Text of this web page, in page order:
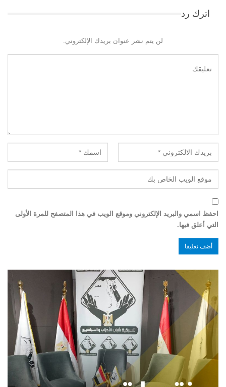
اترك رد
لن يتم نشر عنوان بريدك الإلكتروني.
احفظ اسمي والبريد الإلكتروني وموقع الويب في هذا المتصفح للمرة الأولى
التي أعلق فيها.